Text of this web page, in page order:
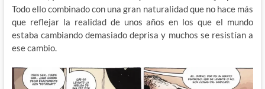
Todo ello combinado con una gran naturalidad que no hace más
que reflejar la realidad de unos años en los que el mundo
estaba cambiando demasiado deprisa y muchos se resistían a
ese cambio.